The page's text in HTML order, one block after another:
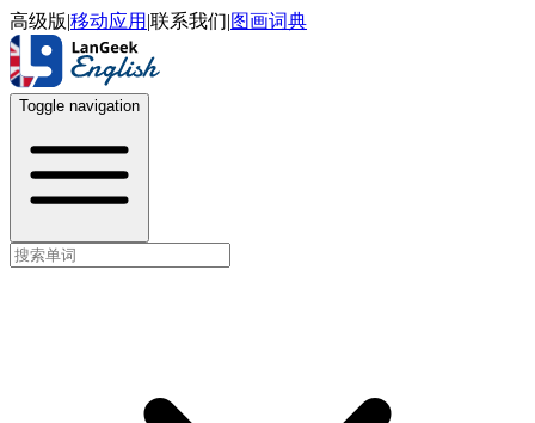
高级版|移动应用 |联系我们|图画词典
Toggle navigation